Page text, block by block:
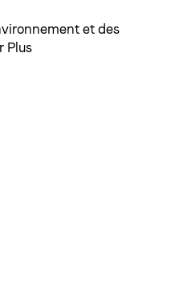
et des
Plus